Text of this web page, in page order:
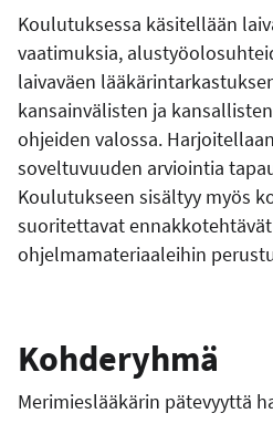
Koulutuksessa käsitellään
vaatimuksia,
laivaväen
kansainvälisten ja
ohjeiden valossa.
soveltuvuuden arviointia
Koulutukseen sisältyy myös
suoritettavat
ohjelmamateriaaleihin
Kohderyhmä
Merimieslääkärin pätevyyttä